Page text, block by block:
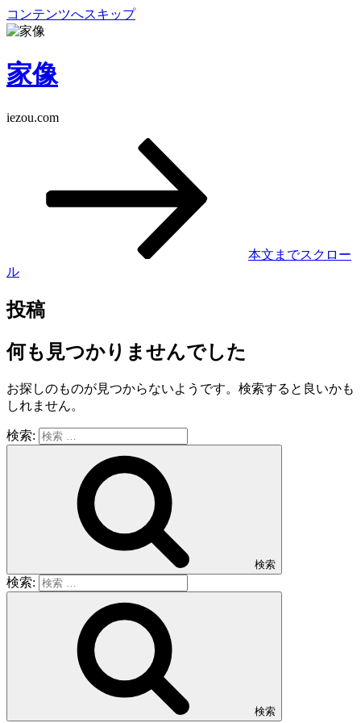
コンテンツへスキップ
家像
iezou.com
本文までスクロー
ル
投稿
何も見つかりませんでした
お探しのものが見つからないようです。検索すると良いかも
しれません。
検索:
検索
検索:
検索